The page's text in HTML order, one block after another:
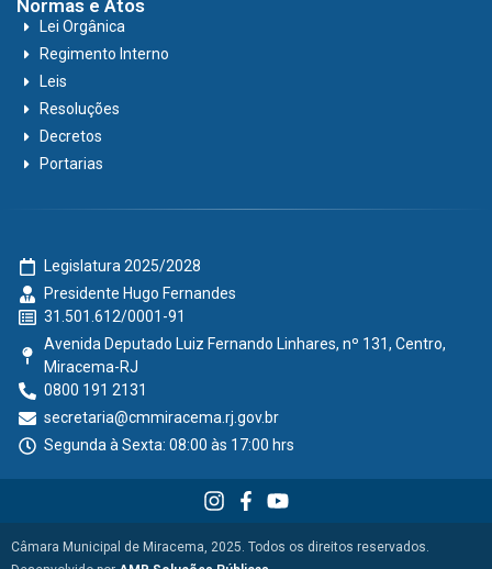
Normas e Atos
Lei Orgânica
Regimento Interno
Leis
Resoluções
Decretos
Portarias
Legislatura 2025/2028
Presidente Hugo Fernandes
31.501.612/0001-91
Avenida Deputado Luiz Fernando Linhares, nº 131, Centro,
Miracema-RJ
0800 191 2131
secretaria@cmmiracema.rj.gov.br
Segunda à Sexta: 08:00 às 17:00 hrs
Câmara Municipal de Miracema, 2025. Todos os direitos reservados.